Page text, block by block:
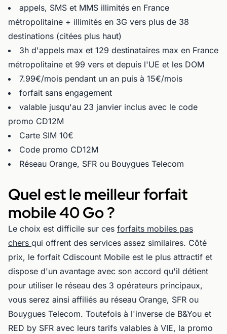
appels, SMS et MMS illimités en France
métropolitaine + illimités en 3G vers plus de 38
destinations (citées plus haut)
3h d'appels max et 129 destinataires max en France
métropolitaine et 99 vers et depuis l'UE et les DOM
7.99€/mois pendant un an puis à 15€/mois
forfait sans engagement
valable jusqu'au 23 janvier inclus avec le code
promo CD12M
Carte SIM 10€
Code promo CD12M
Réseau Orange, SFR ou Bouygues Telecom
Quel est le meilleur forfait
mobile 40 Go ?
Le choix est difficile sur ces forfaits mobiles pas
chers qui offrent des services assez similaires. Côté
prix, le forfait Cdiscount Mobile est le plus attractif et
dispose d'un avantage avec son accord qu'il détient
pour utiliser le réseau des 3 opérateurs principaux,
vous serez ainsi affiliés au réseau Orange, SFR ou
Bouygues Telecom. Toutefois à l'inverse de B&You et
RED by SFR avec leurs tarifs valables à VIE, la promo